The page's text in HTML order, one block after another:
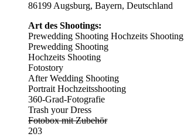
86199 Augsburg, Bayern, Deutschland
Art des Shootings:
Prewedding Shooting Hochzeits Shooting
Prewedding Shooting
Hochzeits Shooting
Fotostory
After Wedding Shooting
Portrait Hochzeitsshooting
360-Grad-Fotografie
Trash your Dress
Fotobox mit Zubehör
203